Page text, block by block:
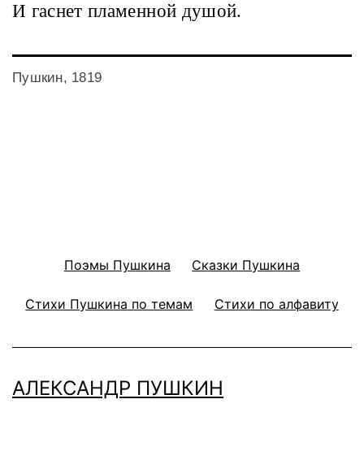
И гаснет пламенной душой.
Пушкин, 1819
Поэмы Пушкина Сказки Пушкина
Стихи Пушкина по темам Стихи по алфавиту
АЛЕКСАНДР ПУШКИН